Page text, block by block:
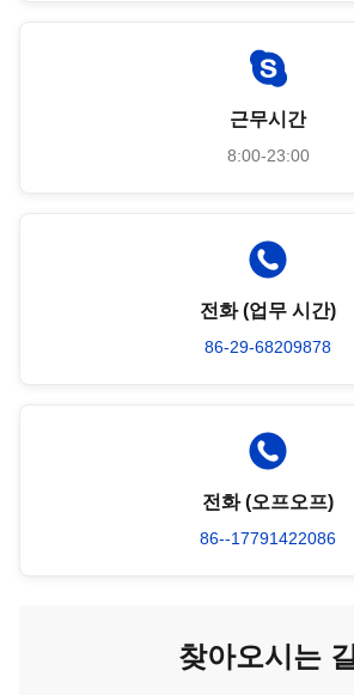
근무시간
8:00-23:00
전화 (업무 시간)
86-29-68209878
전화 (오프오프)
86--17791422086
찾아오시는 길